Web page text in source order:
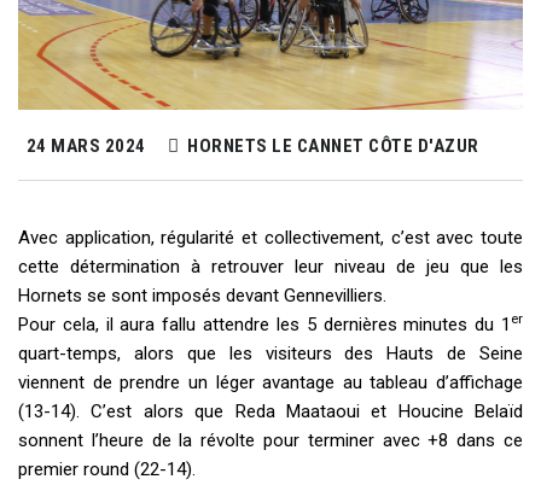
24 MARS 2024 HORNETS LE CANNET CÔTE D'AZUR
Avec application, régularité et collectivement, c’est avec toute
cette détermination à retrouver leur niveau de jeu que les
Hornets se sont imposés devant Gennevilliers.
Pour cela, il aura fallu attendre les 5 dernières minutes du 1 er
quart-temps, alors que les visiteurs des Hauts de Seine
viennent de prendre un léger avantage au tableau d’affichage
(13-14). C’est alors que Reda Maataoui et Houcine Belaïd
sonnent l’heure de la révolte pour terminer avec +8 dans ce
premier round (22-14).